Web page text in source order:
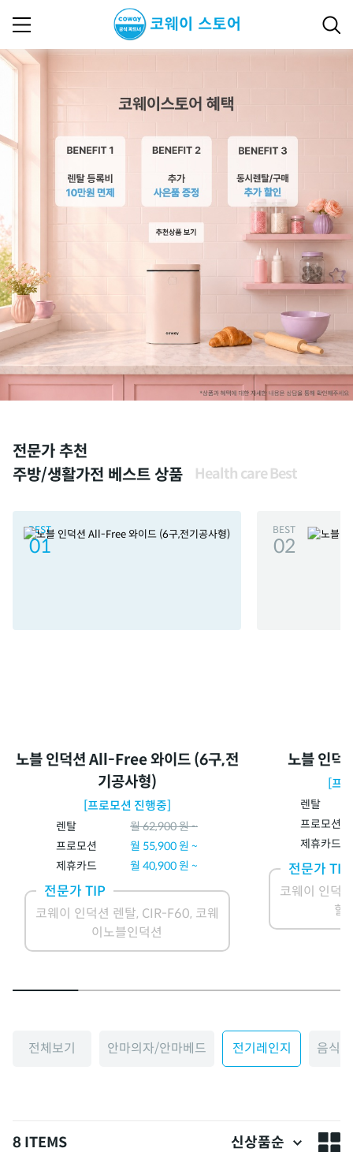
전문가 추천
주방/생활가전 베스트 상품
Health care Best
BEST
01
노블 인덕션 All-Free 와이드 (6구,전
기공사형)
[프로모션 진행중]
렌탈 월62,900원 ~
프로모션
월 55,900원 ~
제휴카드
월40,900원 ~
전문가 TIP
코웨이 인덕션 렌탈, CIR-F60, 코웨
이노블인덕션
BEST
02
노블 인
[프
렌탈
프로모션
제휴카드
전문가 TIP
코웨이 인덕
할
전체보기 안마의자/안마베드 전기레인지 음식
8 ITEMS 신상품순